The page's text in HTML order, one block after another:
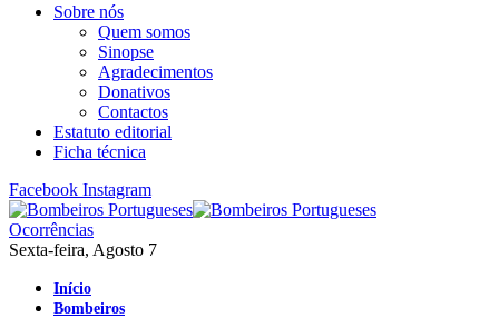
Sobre nós
Quem somos
Sinopse
Agradecimentos
Donativos
Contactos
Estatuto editorial
Ficha técnica
Facebook Instagram
Ocorrências
Sexta-feira, Agosto 7
Início
Bombeiros